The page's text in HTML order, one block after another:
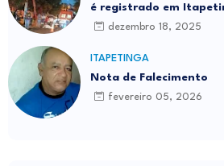
é registrado em
dezembro 18, 2025
ITAPETINGA
Nota de Falecimento
fevereiro 05, 2026